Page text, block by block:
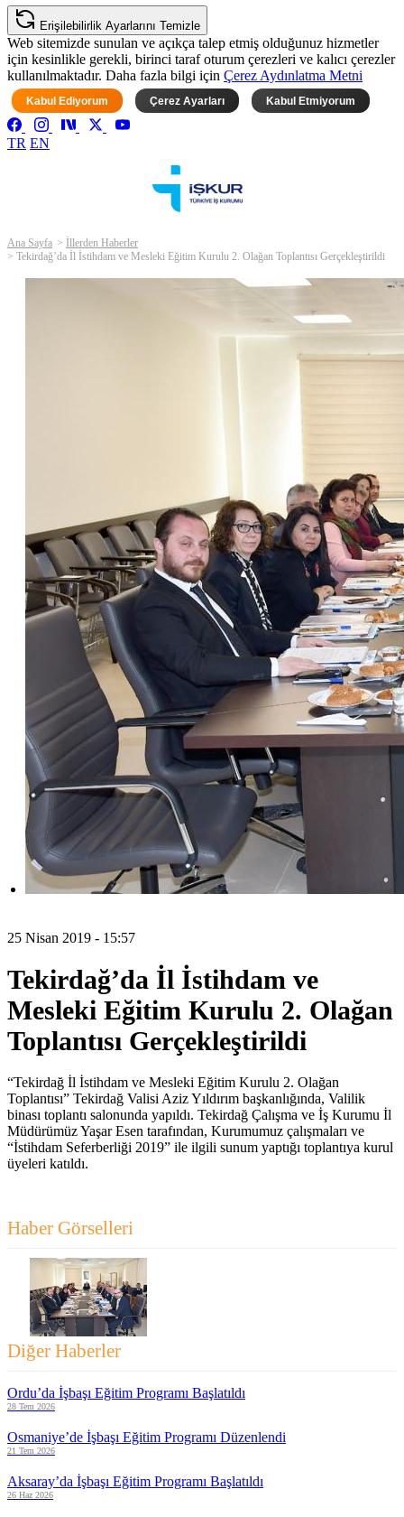
Erişilebilirlik Ayarlarını Temizle
Web sitemizde sunulan ve açıkça talep etmiş olduğunuz hizmetler
için kesinlikle gerekli, birinci taraf oturum çerezleri ve kalıcı çerezler
kullanılmaktadır. Daha fazla bilgi için Çerez Aydınlatma Metni
Kabul Ediyorum Çerez Ayarları Kabul Etmiyorum
TR EN
Ana Sayfa
İllerden Haberler
Tekirdağ’da İl İstihdam ve Mesleki Eğitim Kurulu 2. Olağan Toplantısı Gerçekleştirildi
25 Nisan 2019 - 15:57
Tekirdağ’da İl İstihdam ve
Mesleki Eğitim Kurulu 2. Olağan
Toplantısı Gerçekleştirildi
“Tekirdağ İl İstihdam ve Mesleki Eğitim Kurulu 2. Olağan
Toplantısı” Tekirdağ Valisi Aziz Yıldırım başkanlığında, Valilik
binası toplantı salonunda yapıldı. Tekirdağ Çalışma ve İş Kurumu İl
Müdürümüz Yaşar Esen tarafından, Kurumumuz çalışmaları ve
“İstihdam Seferberliği 2019” ile ilgili sunum yaptığı toplantıya kurul
üyeleri katıldı.
Haber Görselleri
Diğer Haberler
Ordu’da İşbaşı Eğitim Programı Başlatıldı
28 Tem 2026
Osmaniye’de İşbaşı Eğitim Programı Düzenlendi
21 Tem 2026
Aksaray’da İşbaşı Eğitim Programı Başlatıldı
26 Haz 2026